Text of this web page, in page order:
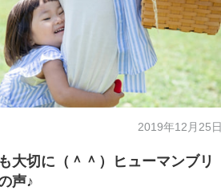
2019年12月25日
大切に（＾＾）ヒューマンブリ
声♪